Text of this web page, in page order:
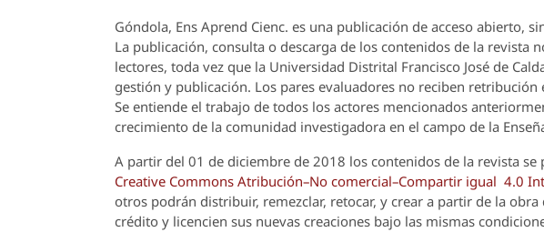
Góndola, Ens Aprend Cienc. es una publicación de acceso abierto,
La publicación, consulta o descarga de los contenidos de la revista
lectores, toda vez que la Universidad Distrital Francisco José de
gestión y publicación. Los pares evaluadores no reciben
Se entiende el trabajo de todos los actores mencionados
crecimiento de la comunidad investigadora en el campo de la
A partir del 01 de diciembre de 2018 los contenidos de la revista
Creative Commons Atribución–No comercial–Compartir igual 4.0
otros podrán distribuir, remezclar, retocar, y crear a partir de la
crédito y licencien sus nuevas creaciones bajo las mismas